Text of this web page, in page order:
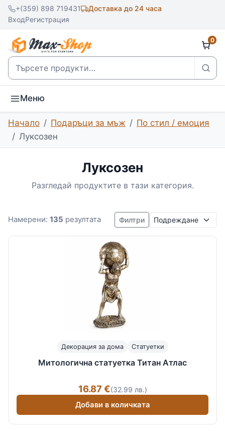
+(359) 898 719431
Доставка до 24 часа
ВходРегистрация
Търсене
0
Меню
Начало Подаръци за мъж
По стил / емоция
Луксозен
Луксозен
Разгледай продуктите в тази категория.
Намерени: 135 резултата Филтри Подреждане
Декорация за дома Статуетки
Митологична статуетка Титан Атлас
16.87 €(32.99 лв.)
Добави в количката